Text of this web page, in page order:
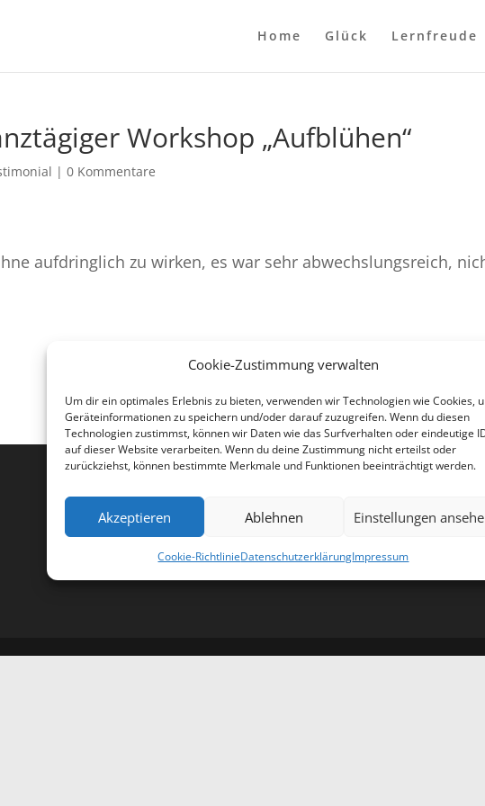
Cookie-Zustimmung verwalten
Um dir ein optimales Erlebnis zu bieten, verwenden wir Technologien wie Cookies,
Geräteinformationen zu speichern und/oder darauf zuzugreifen. Wenn du diesen
Technologien zustimmst, können wir Daten wie das Surfverhalten oder eindeutige
auf dieser Website verarbeiten. Wenn du deine Zustimmung nicht erteilst oder
zurückziehst, können bestimmte Merkmale und Funktionen beeinträchtigt werden.
Akzeptieren Ablehnen Einstellungen
Cookie-RichtlinieDatenschutzerklärungImpressum
Home Glück Lernfreude
Workshop „Aufblühen“
|0 Kommentare
aufdringlich zu wirken, es war sehr abwechslungsreich,
Impressum |Datenschutzerklärung